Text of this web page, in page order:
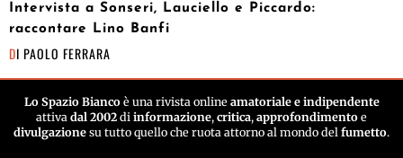
Intervista a Sonseri, Lauciello e Piccardo:
raccontare Lino Banfi
DI PAOLO FERRARA
Lo Spazio Biancoè una rivista online amatoriale e indipendente
attiva dal 2002 di informazione, critica, approfondimento e
divulgazione su tutto quello che ruota attorno al mondo del fumetto.